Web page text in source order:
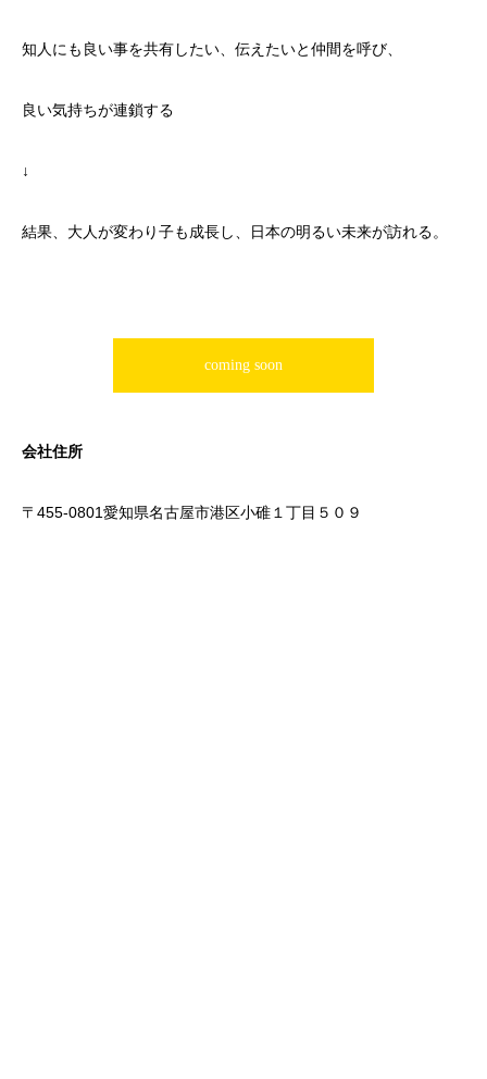
知人にも良い事を共有したい、伝えたいと仲間を呼び、
良い気持ちが連鎖する
↓
結果、大人が変わり子も成長し、日本の明るい未来が訪れる。
coming soon
会社住所
〒455-0801愛知県名古屋市港区小碓１丁目５０９